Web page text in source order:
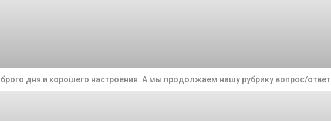
дня и хорошего настроения. А мы продолжаем нашу рубрику вопрос/ответ